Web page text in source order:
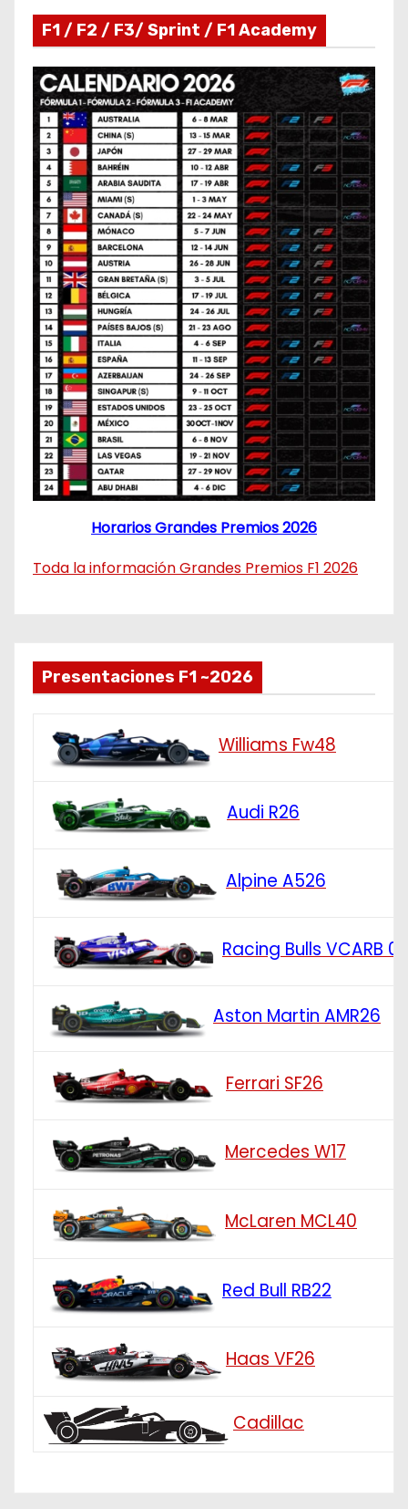
F1 / F2 / F3/ Sprint / F1 Academy
Horarios Grandes Premios 2026
Toda la información Grandes Premios F1 2026
Presentaciones F1 ~2026
Williams Fw48
Audi R26
Alpine A526
Racing Bulls VCARB 03
Aston Martin AMR26
Ferrari SF26
Mercedes W17
McLaren MCL40
Red Bull RB22
Haas VF26
Cadillac